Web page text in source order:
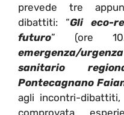
prevede tre
dibattiti: “Gli eco-
futuro” (ore
emergenza/
sanitario
Pontecagnano
agli incontri-
comprovata